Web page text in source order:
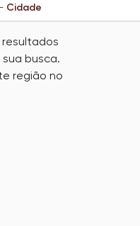
- Cidade
busca.
região no